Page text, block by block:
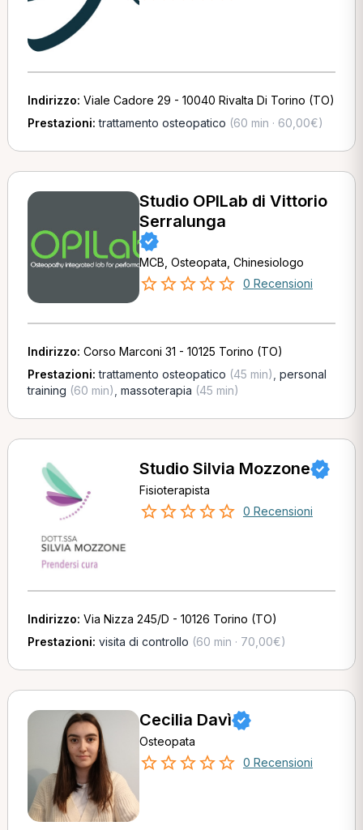
Indirizzo: Viale Cadore 29 - 10040 Rivalta Di Torino (TO)
Prestazioni:trattamento osteopatico (60 min · 60,00€)
Studio OPILab di Vittorio
Serralunga
MCB, Osteopata, Chinesiologo
0 Recensioni
Indirizzo: Corso Marconi 31 - 10125 Torino (TO)
Prestazioni:trattamento osteopatico (45 min) personal
training (60 min) massoterapia (45 min)
Studio Silvia Mozzone
Fisioterapista
0 Recensioni
Indirizzo: Via Nizza 245/D - 10126 Torino (TO)
Prestazioni: visita di controllo (60 min · 70,00€)
Cecilia Davì
Osteopata
0 Recensioni